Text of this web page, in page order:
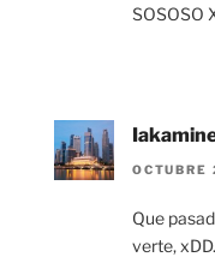
SOSOSO
Que
verte, xDD.